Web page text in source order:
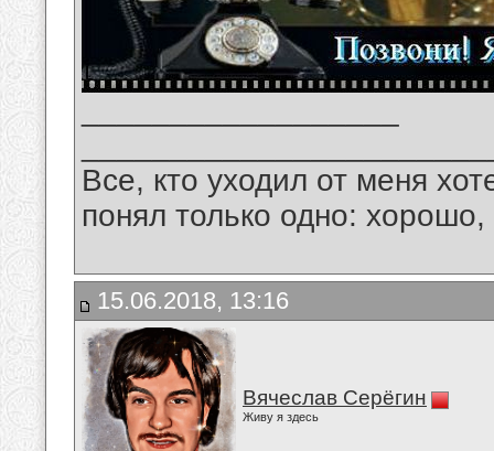
Все, кто уходил от меня
понял только одно:
15.06.2018, 13:16
Вячеслав Серёгин
Живу я здесь